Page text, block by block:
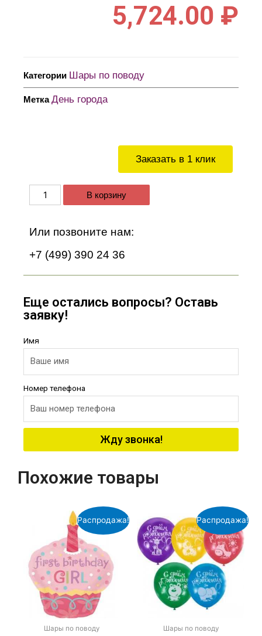
Заказать в 1 клик
В корзину
Или позвоните нам:
+7 (499) 390 24 36
Еще остались вопросы? Оставь
заявку!
Имя
Номер телефона
Жду звонка!
5,724.00 ₽
Категории Шары по поводу
Метка День города
Похожие товары
Распродажа!
Шары по поводу
Распродажа!
Шары по поводу